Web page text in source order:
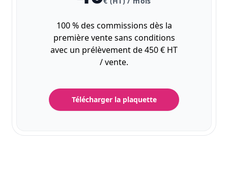
100 % des commissions dès la
première vente sans conditions
avec un prélèvement de 450 € HT
/ vente.
Télécharger la plaquette